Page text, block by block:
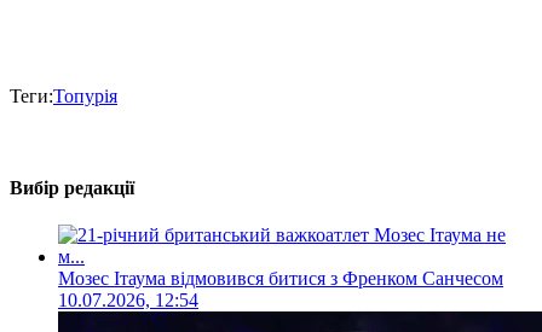
Теги:Топурія
Вибір редакції
Мозес Ітаума відмовився битися з Френком Санчесом
10.07.2026, 12:54